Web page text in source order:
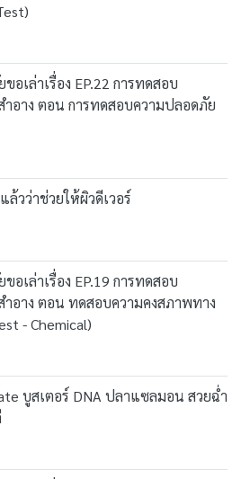
ขอเล่าเรื่อง EP.22 การทดสอบ
อาง ตอน การทดสอบความปลอดภัย
วว่าช่วยให้ผิวดีเวอร์
ขอเล่าเรื่อง EP.19 การทดสอบ
อาง ตอน ทดสอบความคงสภาพทาง
- Chemical)
บูสเตอร์ DNA ปลาแซลมอน สวยฉ่ำ